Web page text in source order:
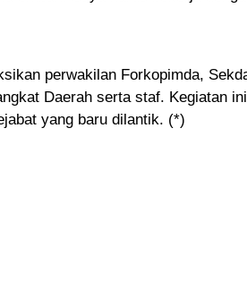
perwakilan Forkopimda,
Daerah serta staf. Kegiatan
yang baru dilantik. (*)